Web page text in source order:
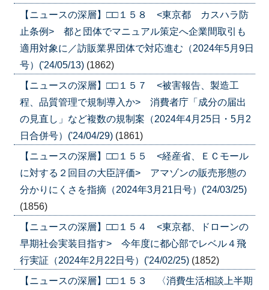
【ニュースの深層】□□１５８ <東京都 カスハラ防
止条例> 都と団体でマニュアル策定へ企業間取引も
適用対象に／訪販業界団体で対応進む（2024年5月9日
号）('24/05/13) (1862)
【ニュースの深層】□□１５７ <被害報告、製造工
程、品質管理で規制導入か> 消費者庁「成分の届出
の見直し」など複数の規制案（2024年4月25日・5月2
日合併号）('24/04/29) (1861)
【ニュースの深層】□□１５５ <経産省、ＥＣモール
に対する２回目の大臣評価> アマゾンの販売形態の
分かりにくさを指摘（2024年3月21日号）('24/03/25)
(1856)
【ニュースの深層】□□１５４ <東京都、ドローンの
早期社会実装目指す> 今年度に都心部でレベル４飛
行実証（2024年2月22日号）('24/02/25) (1852)
【ニュースの深層】□□１５３ 〈消費生活相談上半期